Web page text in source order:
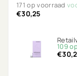
171 op voorraad
€30,25
109